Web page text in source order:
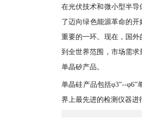
在光伏技术和微小型半导
了迈向绿色能源革命的
重要的一环。现在，国
到全世界范围，市场需
单晶矽产品。
单晶硅产品包括φ3”--
界上最先进的检测仪器进